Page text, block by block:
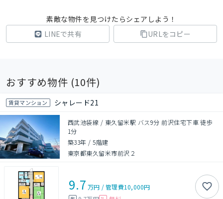
素敵な物件を見つけたらシェアしよう！
LINEで共有
URLをコピー
おすすめ物件 (10件)
賃貸マンション シャレード21
西武池袋線 / 東久留米駅 バス9分 前沢住宅下車 徒歩
1分
築33年 /5階建
東京都東久留米市前沢２
9.7 万円 /管理費10,000円